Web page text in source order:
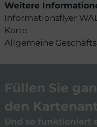
Weitere
Informationsflyer
Karte
Allgemeine
Füllen Sie
den
Und so funktioniert